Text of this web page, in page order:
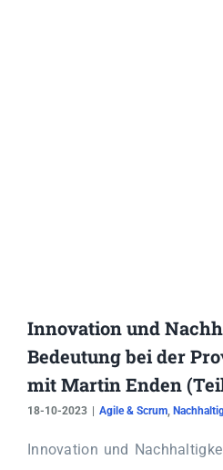
Innovation und
Bedeutung bei der
mit Martin Enden
18-10-2023 | Agile & Scrum,
Innovation und